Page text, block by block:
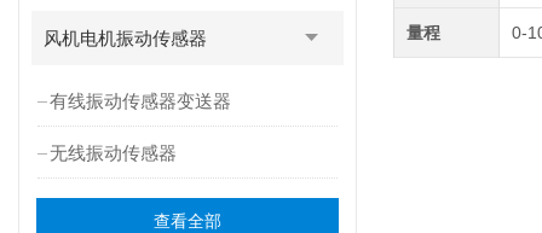
风机电机振动传感器
有线振动传感器变送器
无线振动传感器
查看全部
量程 0-